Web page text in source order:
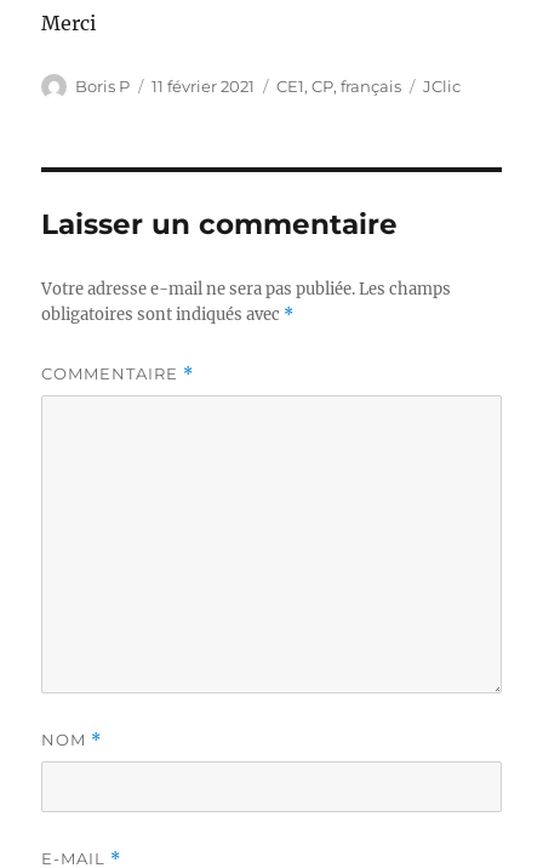
Merci
Auteur
Boris P
Publié
11 février 2021 Catégories
CE1,CP,français Étiquettes
JClic
Laisser un commentaire
Votre adresse e-mail ne sera pas publiée. Les champs
obligatoires sont indiqués avec *
COMMENTAIRE *
NOM *
E-MAIL *